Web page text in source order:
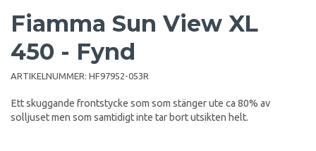
Fiamma Sun View XL
450 - Fynd
ARTIKELNUMMER: HF97952-053R
Ett skuggande frontstycke som som stänger ute ca 80% av
solljuset men som samtidigt inte tar bort utsikten helt.